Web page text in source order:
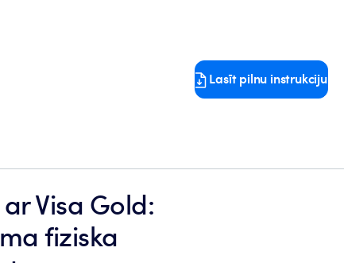
Lasīt pilnu instrukciju
Visa Gold:
fiziska